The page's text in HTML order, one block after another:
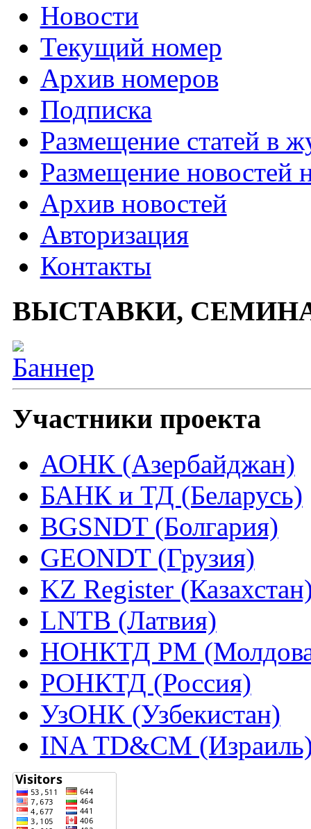
Новости
Текущий номер
Архив номеров
Подписка
Размещение статей в
Размещение новостей
Архив новостей
Авторизация
Контакты
ВЫСТАВКИ,
Участники проекта
АОНК (Азербайджан)
БАНК и ТД (Беларусь)
BGSNDT (Болгария)
GEONDT (Грузия)
KZ Register
LNTB (Латвия)
НОНКТД РМ
РОНКТД (Россия)
УзОНК (Узбекистан)
INA TD&CM